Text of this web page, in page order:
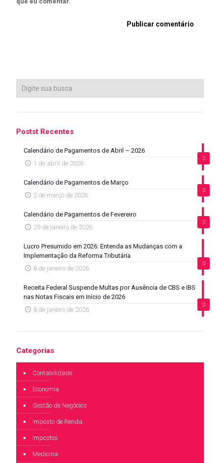
Postst Recentes
0
Calendário de Pagamentos de Abril – 2026
1 de abril de 2026
0
Calendário de Pagamentos de Março
2 de março de 2026
0
Calendário de Pagamentos de Fevereiro
29 de janeiro de 2026
0
Lucro Presumido em 2026: Entenda as Mudanças com a
Implementação da Reforma Tributária
8 de janeiro de 2026
0
Receita Federal Suspende Multas por Ausência de CBS e IBS
nas Notas Fiscais em Início de 2026
8 de janeiro de 2026
Categorias
Contabilidade
Economia
Gestão de Negócios
Imposto de Renda
Impostos
Medicina